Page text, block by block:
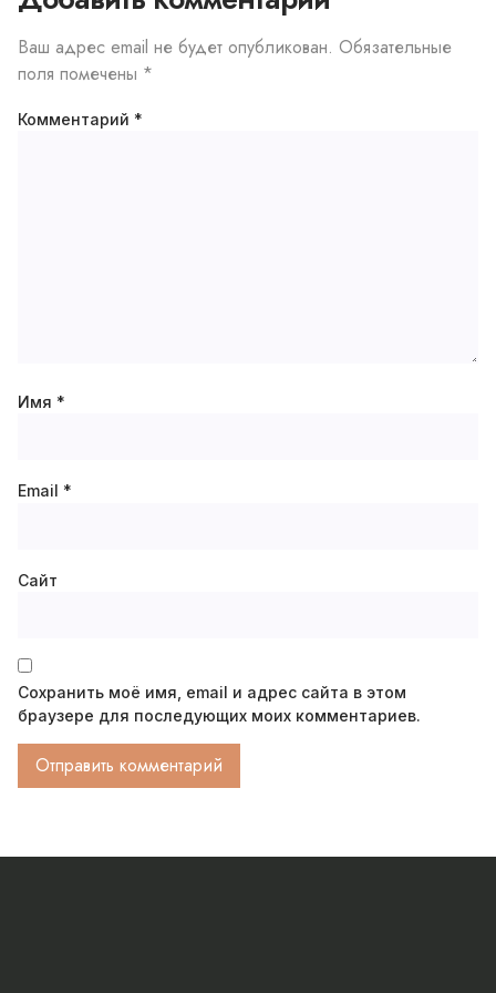
Ваш адрес email не будет опубликован. Обязательные
поля помечены *
Комментарий *
Имя *
Email *
Сайт
Сохранить моё имя, email и адрес сайта в этом
браузере для последующих моих комментариев.